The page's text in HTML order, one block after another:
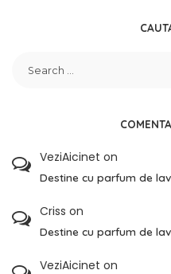
VeziAicinet on
Destine cu parfum de
Criss on
Destine cu parfum de
VeziAicinet on